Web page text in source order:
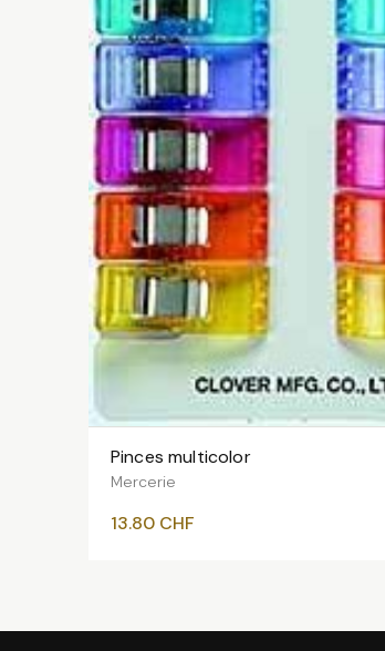
AJOUTER AU PANIER
Pinces multicolor
Mercerie
13.80 CHF